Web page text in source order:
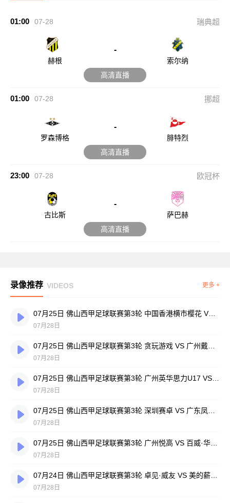
01:00 07-28 瑞典超
赫根
-
索尔纳
高清直播
01:00 07-28 挪超
罗森博格
-
腓特烈
高清直播
23:00 07-28 欧冠杯
古比斯
-
萨巴赫
高清直播
录像推荐 VIDEOS 更多 +
07月25日 佛山西甲足球联赛第3轮 中国香港横市樱花 VS 吉图省实青年 全场录像
07月28日
07月28日
07月28日
07月28日
07月28日
07月28日